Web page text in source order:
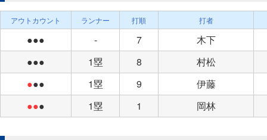
アウトカウント ランナー 打順 打者
●●● - 7
木下
●●●
1塁 8
村松
●●● 1塁 9
伊藤
●●● 1塁 1 岡林